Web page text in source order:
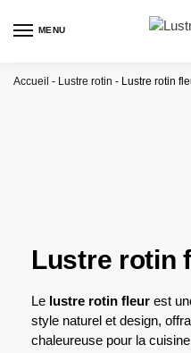
MENU
Accueil - Lustre rotin - Lustre rotin
Lustre rotin
Le lustre rotin fleur est
style naturel et design,
chaleureuse pour la